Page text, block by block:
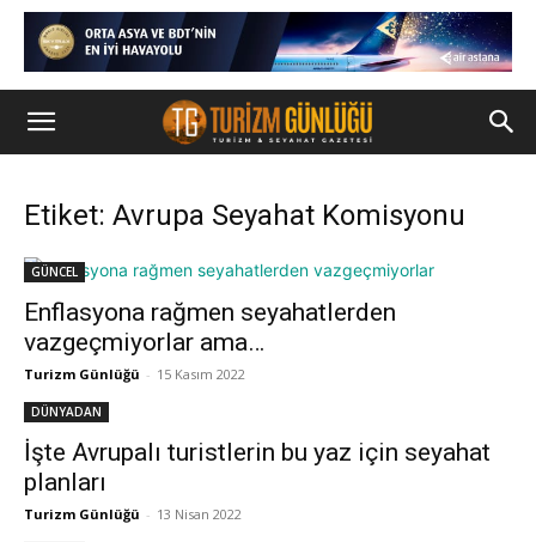
Etiket: Avrupa Seyahat Komisyonu
GÜNCEL
Enflasyona rağmen seyahatlerden
vazgeçmiyorlar ama…
Turizm Günlüğü - 15 Kasım 2022
DÜNYADAN
İşte Avrupalı turistlerin bu yaz için seyahat
planları
Turizm Günlüğü - 13 Nisan 2022